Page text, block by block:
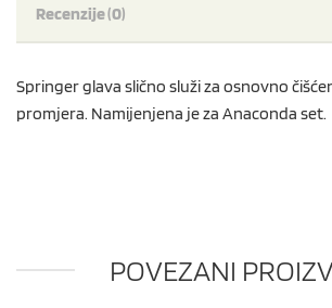
Recenzije (0)
Springer glava slično služi za osnovno
promjera. Namijenjena je za Anaconda set.
POVEZANI